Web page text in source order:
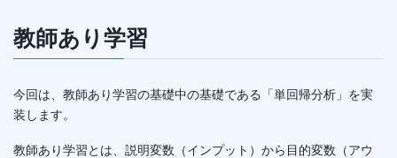
教師あり学習
今回は、教師あり学習の基礎中の基礎である「単回帰分析」を実
装します。
教師あり学習とは、説明変数（インプット）から目的変数（アウ